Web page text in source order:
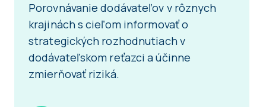
Porovnávanie dodávateľov v rôznych
krajinách s cieľom informovať o
strategických rozhodnutiach v
dodávateľskom reťazci a účinne
zmierňovať riziká.